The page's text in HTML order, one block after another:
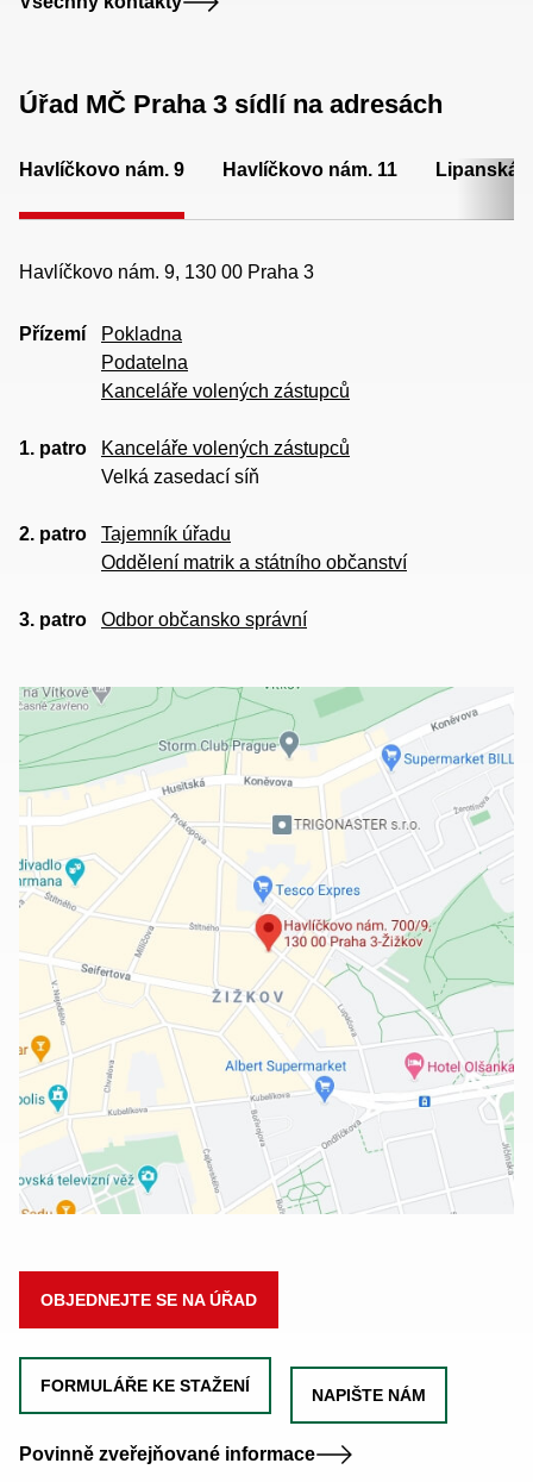
Úřad MČ Praha 3 sídlí na adresách
Havlíčkovo nám. 9 Havlíčkovo nám. 11 Lipanská 7
Havlíčkovo nám. 9, 130 00 Praha 3
Přízemí
Pokladna
Podatelna
Kanceláře volených zástupců
1. patro
Kanceláře volených zástupců
Velká zasedací síň
2. patro
Tajemník úřadu
Oddělení matrik a státního občanství
3. patro Odbor občansko správní
OBJEDNEJTE SE NA ÚŘAD
FORMULÁŘE KE STAŽENÍ NAPIŠTE NÁM
Povinně zveřejňované informace